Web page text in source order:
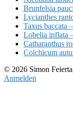
Brunfelsia
Lycianthes
Taxus baccata
Lobelia inflata
Catharanthus
Colchicum
© 2026 Simon
Anmelden